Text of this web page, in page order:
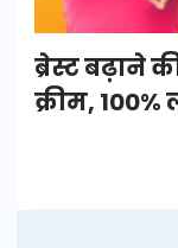
ब्रेस्ट बढ़ाने
क्रीम,